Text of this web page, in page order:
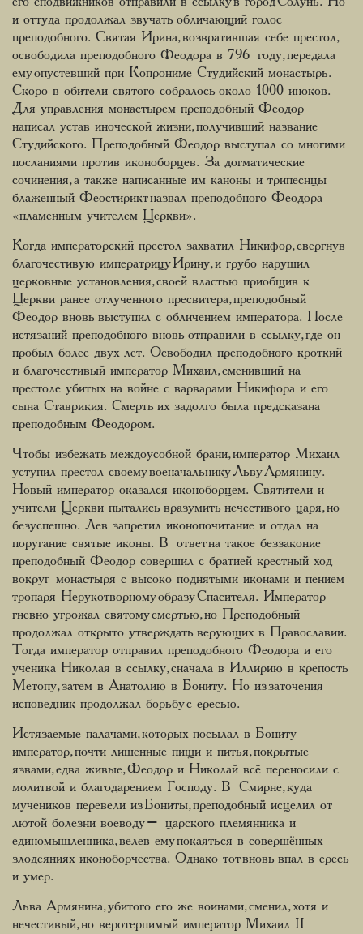
и оттуда продолжал звучать обличающий голос
преподобного. Святая Ирина, возвратившая себе престол,
освободила преподобного Феодора в 796 году, передала
ему опустевший при Копрониме Студийский монастырь.
Скоро в обители святого собралось около 1000 иноков.
Для управления монастырем преподобный Феодор
написал устав иноческой жизни, получивший название
Студийского. Преподобный Феодор выступал со многими
посланиями против иконоборцев. За догматические
сочинения, а также написанные им каноны и трипеснцы
блаженный Феостирикт назвал преподобного Феодора
«пламенным учителем Церкви».
Когда императорский престол захватил Никифор, свергнув
благочестивую императрицу Ирину, и грубо нарушил
церковные установления, своей властью приобщив к
Церкви ранее отлученного пресвитера, преподобный
Феодор вновь выступил с обличением императора. После
истязаний преподобного вновь отправили в ссылку, где он
пробыл более двух лет. Освободил преподобного кроткий
и благочестивый император Михаил, сменивший на
престоле убитых на войне с варварами Никифора и его
сына Ставрикия. Смерть их задолго была предсказана
преподобным Феодором.
Чтобы избежать междоусобной брани, император Михаил
уступил престол своему военачальнику Льву Армянину.
Новый император оказался иконоборцем. Святители и
учители Церкви пытались вразумить нечестивого царя, но
безуспешно. Лев запретил иконопочитание и отдал на
поругание святые иконы. В ответ на такое беззаконие
преподобный Феодор совершил с братией крестный ход
вокруг монастыря с высоко поднятыми иконами и пением
тропаря Нерукотворному образу Спасителя. Император
гневно угрожал святому смертью, но Преподобный
продолжал открыто утверждать верующих в Православии.
Тогда император отправил преподобного Феодора и его
ученика Николая в ссылку, сначала в Иллирию в крепость
Метопу, затем в Анатолию в Бониту. Но из заточения
исповедник продолжал борьбу с ересью.
Истязаемые палачами, которых посылал в Бониту
император, почти лишенные пищи и питья, покрытые
язвами, едва живые, Феодор и Николай всё переносили с
молитвой и благодарением Господу. В Смирне, куда
мучеников перевели из Бониты, преподобный исцелил от
лютой болезни воеводу – царского племянника и
единомышленника, велев ему покаяться в совершённых
злодеяниях иконоборчества. Однако тот вновь впал в ересь
и умер.
Льва Армянина, убитого его же воинами, сменил, хотя и
нечестивый, но веротерпимый император Михаил II